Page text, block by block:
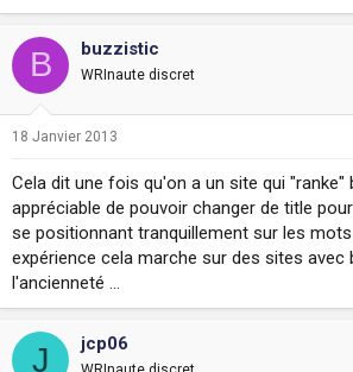
B buzzistic
WRInaute discret
18 Janvier 2013
Cela dit une fois qu'on a un site qui "ranke"
appréciable de pouvoir changer de title
se positionnant tranquillement sur les
expérience cela marche sur des sites avec
l'ancienneté ...
J jcp06